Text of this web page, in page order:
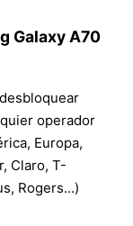
Galaxy A70
operador
Europa,
Claro, T-
Rogers...)